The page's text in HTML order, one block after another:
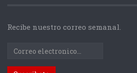
Recibe nuestro correo semanal.